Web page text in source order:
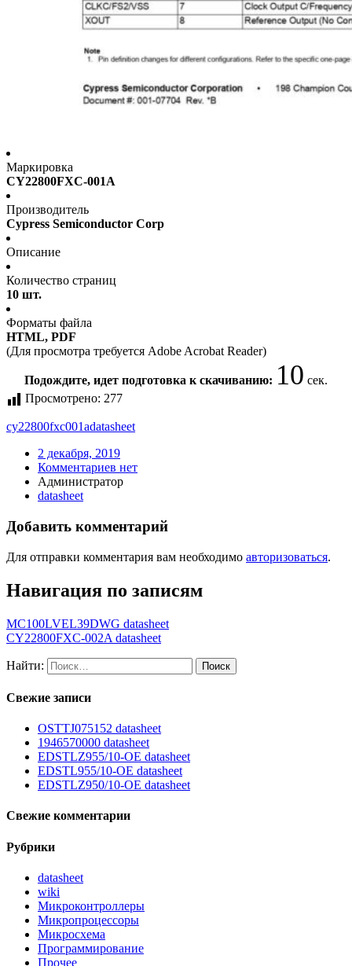
Маркировка
CY22800FXC-001A
Производитель
Cypress Semiconductor Corp
Описание
Количество страниц
10 шт.
Форматы файла
HTML, PDF
(Для просмотра требуется Adobe Acrobat Reader)
Подождите, идет подготовка к скачиванию: 10 сек.
Просмотрено: 277
cy22800fxc001adatasheet
2 декабря, 2019
Комментариев нет
Администратор
datasheet
Добавить комментарий
Для отправки комментария вам необходимо авторизоваться.
Навигация по записям
MC100LVEL39DWG datasheet
CY22800FXC-002A datasheet
Найти:
Свежие записи
OSTTJ075152 datasheet
1946570000 datasheet
EDSTLZ955/10-OE datasheet
EDSTL955/10-OE datasheet
EDSTLZ950/10-OE datasheet
Свежие комментарии
Рубрики
datasheet
wiki
Микроконтроллеры
Микропроцессоры
Микросхема
Программирование
Прочее